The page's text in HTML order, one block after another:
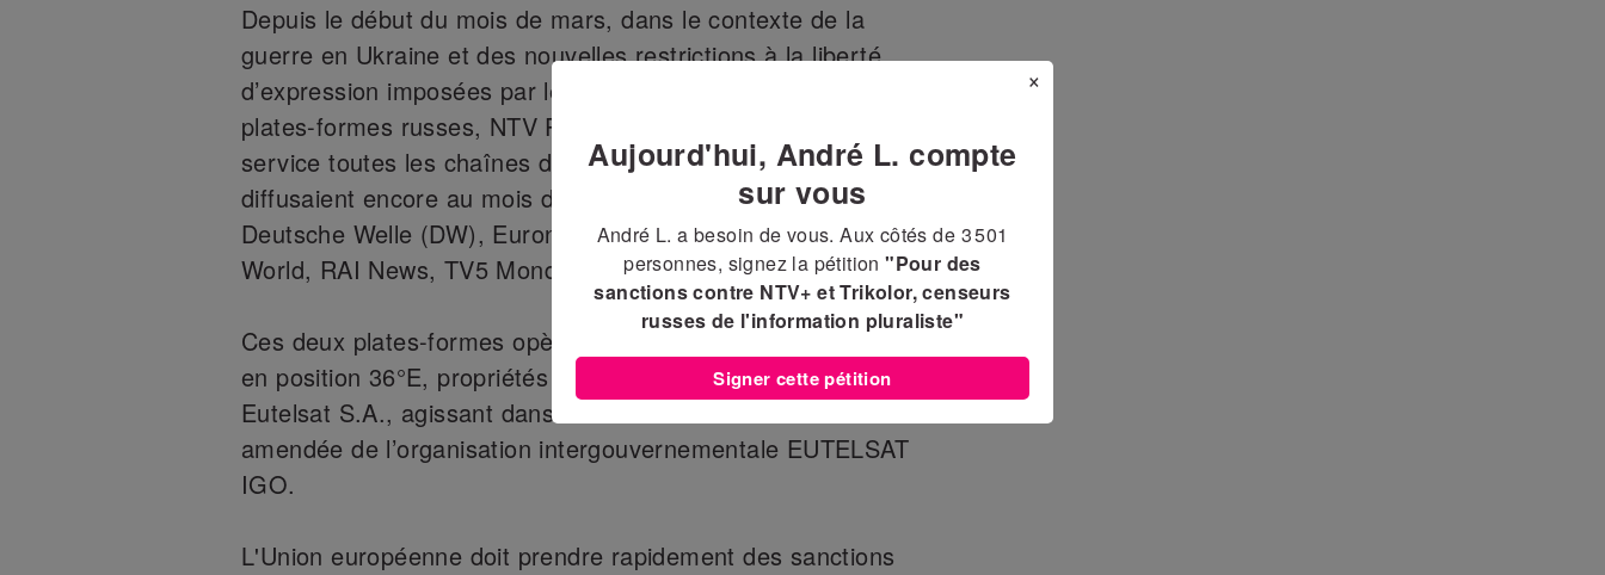
Depuis le début du mois de mars, dans le contexte de la
guerre en Ukraine et des nouvelles restrictions à la liberté
d’expression imposées par le gouvernement russe, deux
plates-formes russes, NTV Plus et Trikolor, ont exclu de leur
service toutes les chaînes d’information étrangères qu’elles
diffusaient encore au mois de février : BBC World, CNN,
Deutsche Welle (DW), Euronews (en russe), France 24, NHK
World, RAI News, TV5 Monde.
Ces deux plates-formes opèrent sur deux satellites européens
en position 36°E, propriétés de la société de droit français
Eutelsat S.A., agissant dans le cadre d’une Convention
amendée de l’organisation intergouvernementale EUTELSAT
IGO.
L'Union européenne doit prendre rapidement des sanctions
×
Aujourd'hui, André L. compte
sur vous
André L. a besoin de vous. Aux côtés de 3 501
personnes, signez la pétition"Pour des
sanctions contre NTV+ et Trikolor, censeurs
russes de l'information pluraliste"
Signer cette pétition